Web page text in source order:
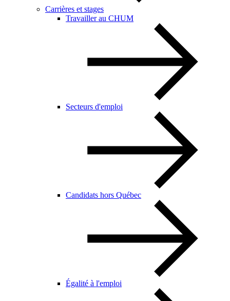
Carrières et stages
Travailler au CHUM
Secteurs d'emploi
Candidats hors Québec
Égalité à l'emploi